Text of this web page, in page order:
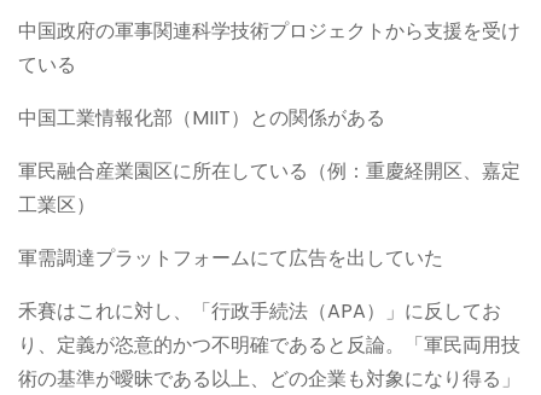
中国政府の軍事関連科学技術プロジェクトから支援を受け
ている
中国工業情報化部（MIIT）との関係がある
軍民融合産業園区に所在している（例：重慶経開区、嘉定
工業区）
軍需調達プラットフォームにて広告を出していた
禾賽はこれに対し、「行政手続法（APA）」に反してお
り、定義が恣意的かつ不明確であると反論。「軍民両用技
術の基準が曖昧である以上、どの企業も対象になり得る」